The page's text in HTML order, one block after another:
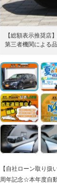
【総額表示推奨店
第三者機関による
【自社ローン取り
周年記念☆本年度自